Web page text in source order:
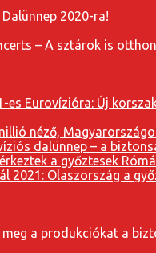
2020-ra!
– A sztárok is
es Eurovízióra: Új
néző,
dalünnep – a
a győztesek
2021: Olaszország a
meg a produkciókat a